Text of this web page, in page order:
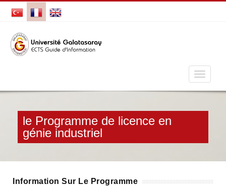
le Programme de licence en
génie industriel
Information Sur Le Programme